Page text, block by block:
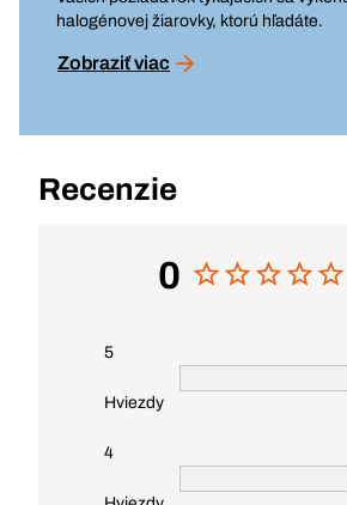
halogénovej žiarovky, ktorú hľadáte.
Zobraziť viac
Recenzie
0
5
Hviezdy
4